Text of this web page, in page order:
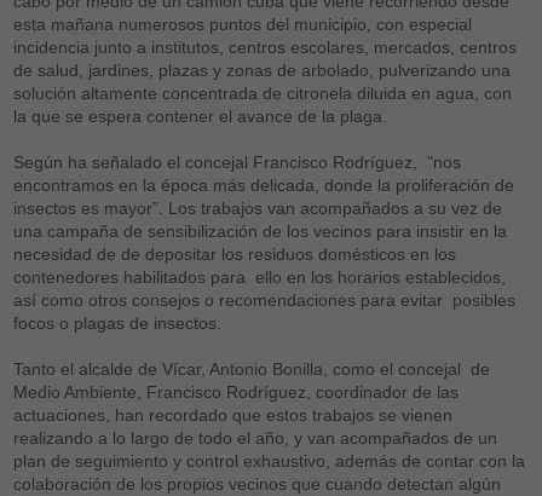
esta mañana numerosos puntos del municipio, con especial
incidencia junto a institutos, centros escolares, mercados, centros
de salud, jardines, plazas y zonas de arbolado, pulverizando una
solución altamente concentrada de citronela diluida en agua, con
la que se espera contener el avance de la plaga.
Según ha señalado el concejal Francisco Rodríguez, "nos
encontramos en la época más delicada, donde la proliferación de
insectos es mayor”. Los trabajos van acompañados a su vez de
una campaña de sensibilización de los vecinos para insistir en la
necesidad de de depositar los residuos domésticos en los
contenedores habilitados para ello en los horarios establecidos,
así como otros consejos o recomendaciones para evitar posibles
focos o plagas de insectos.
Tanto el alcalde de Vícar, Antonio Bonilla, como el concejal de
Medio Ambiente, Francisco Rodríguez, coordinador de las
actuaciones, han recordado que estos trabajos se vienen
realizando a lo largo de todo el año, y van acompañados de un
plan de seguimiento y control exhaustivo, además de contar con la
colaboración de los propios vecinos que cuando detectan algún